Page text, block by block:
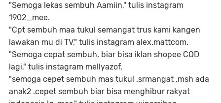
"Semoga lekas sembuh Aamiin," tulis instagram
1902_mee.
"Cpt sembuh maa tukul semangat trus kami kangen
lawakan mu di TV," tulis instagram alex.mattcom.
"Semoga cepat sembuh, biar bisa iklan shopee COD
lagi," tulis instagram mellyazof.
"semoga cepet sembuh mas tukul .srmangat .msh ada
anak2 .cepet sembuh biar bisa menghibur rakyat